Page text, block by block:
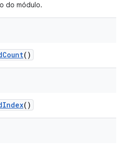
do módulo.
Count()
Index()